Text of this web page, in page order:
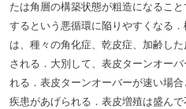
たは角層の構築状態が粗造になるこ
するという悪循環に陥りやすくなる
は、種々の角化症、乾皮症、加齢し
される．大別して、表皮ターンオー
れる．表皮ターンオーバーが速い場
疾患があげられる．表皮増殖は盛ん